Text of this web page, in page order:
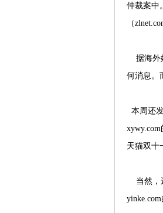
仲裁案中
（
据海外
何消息。
本周还
天猫双十
当然，